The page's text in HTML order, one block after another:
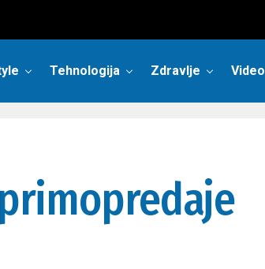
Tehnologija Zdravlje Video